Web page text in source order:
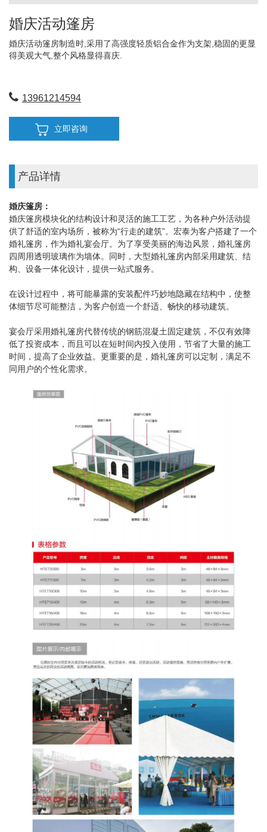
婚庆活动篷房
婚庆活动篷房制造时,采用了高强度轻质铝合金作为支架,稳固的更显
得美观大气,整个风格显得喜庆.
13961214594
立即咨询
产品详情
婚庆篷房：
婚庆篷房模块化的结构设计和灵活的施工工艺，为各种户外活动提
供了舒适的室内场所，被称为“行走的建筑”。宏泰为客户搭建了一个
婚礼篷房，作为婚礼宴会厅。为了享受美丽的海边风景，婚礼篷房
四周用透明玻璃作为墙体。同时，大型婚礼篷房内部采用建筑、结
构、设备一体化设计，提供一站式服务。
在设计过程中，将可能暴露的安装配件巧妙地隐藏在结构中，使整
体细节尽可能整洁，为客户创造一个舒适、畅快的移动建筑。
宴会厅采用婚礼篷房代替传统的钢筋混凝土固定建筑，不仅有效降
低了投资成本，而且可以在短时间内投入使用，节省了大量的施工
时间，提高了企业效益。更重要的是，婚礼篷房可以定制，满足不
同用户的个性化需求。